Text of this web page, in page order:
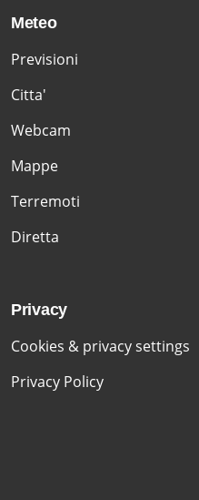
Meteo
Previsioni
Citta'
Webcam
Mappe
Terremoti
Diretta
Privacy
Cookies & privacy settings
Privacy Policy